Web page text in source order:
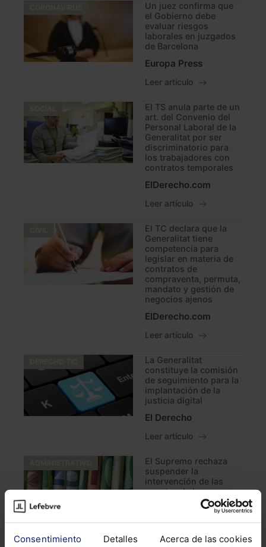
Consentimiento Detalles Acerca de las cookies
Un juez confirma que
el Gobierno debe
evaluar riesgos
laborales en juzgados
de Barcelona
Europa Press
Leer artículo
El TS anula parte de un
art. del Convenio del
Personal Laboral de la
Generalitat por ser
discriminatorio para
los trabajadores con
contratos temporales
ElDerecho.com
Leer artículo
El TC declara que la
Generalitat tiene
competencia para
legislar en materia de
contratos de
compraventa, permuta,
mandato y gestión de
negocios ajenos
ElDerecho.com
Leer artículo
La Generalitat
constituye la comisión
de seguimiento para la
implantación de la
justicia digital
El Derecho
Leer artículo
El Supremo rechaza
suspender la
intervención de las
cuentas de la
Generalitat de Cataluña
Leer artículo